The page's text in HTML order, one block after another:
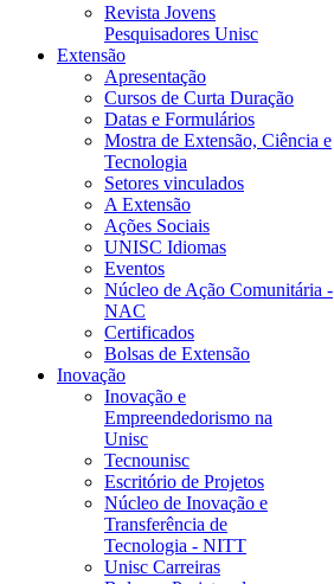
Revista Jovens
Pesquisadores Unisc
Extensão
Apresentação
Cursos de Curta Duração
Datas e Formulários
Mostra de Extensão, Ciência e
Tecnologia
Setores vinculados
A Extensão
Ações Sociais
UNISC Idiomas
Eventos
Núcleo de Ação Comunitária -
NAC
Certificados
Bolsas de Extensão
Inovação
Inovação e
Empreendedorismo na
Unisc
Tecnounisc
Escritório de Projetos
Núcleo de Inovação e
Transferência de
Tecnologia - NITT
Unisc Carreiras